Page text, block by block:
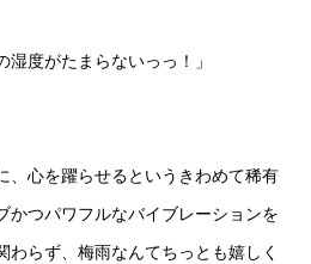
湿度がたまらないっっ！」
、心を躍らせるというきわめて稀有
かつパワフルなバイブレーションを
らず、梅雨なんてちっとも嬉しく